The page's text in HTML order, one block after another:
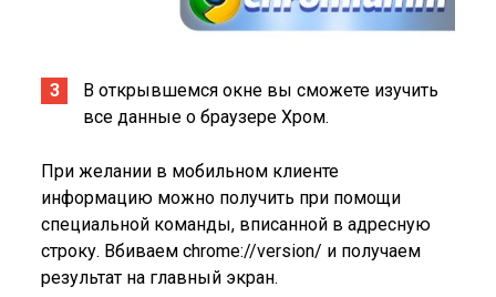
В открывшемся окне вы сможете изучить
все данные о браузере Хром.
При желании в мобильном клиенте
информацию можно получить при помощи
специальной команды, вписанной в адресную
строку. Вбиваем chrome://version/ и получаем
результат на главный экран.